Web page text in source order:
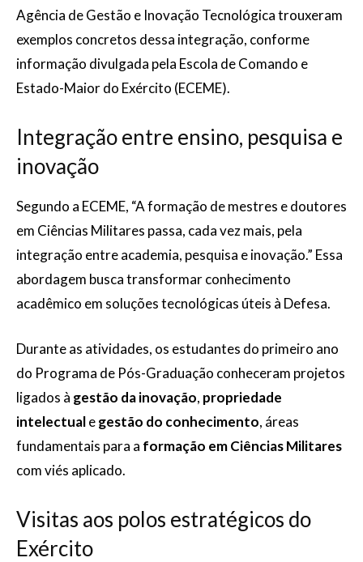
Agência de Gestão e Inovação Tecnológica trouxeram
exemplos concretos dessa integração, conforme
informação divulgada pela Escola de Comando e
Estado-Maior do Exército (ECEME).
Integração entre ensino, pesquisa e
inovação
Segundo a ECEME, “A formação de mestres e doutores
em Ciências Militares passa, cada vez mais, pela
integração entre academia, pesquisa e inovação.” Essa
abordagem busca transformar conhecimento
acadêmico em soluções tecnológicas úteis à Defesa.
Durante as atividades, os estudantes do primeiro ano
do Programa de Pós-Graduação conheceram projetos
ligados à gestão da inovação, propriedade
intelectualegestão do conhecimento, áreas
fundamentais para a formação em Ciências Militares
com viés aplicado.
Visitas aos polos estratégicos do
Exército